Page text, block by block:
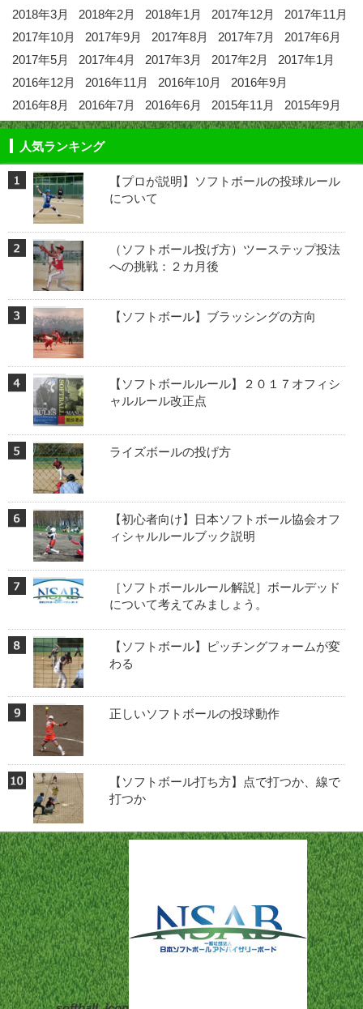
2018年3月
2018年2月 2018年1月 2017年12月
2017年11月
2017年10月
2017年9月 2017年8月 2017年7月
2017年6月
2017年5月
2017年4月 2017年3月 2017年2月
2017年1月
2016年12月
2016年11月 2016年10月
2016年9月
2016年8月
2016年7月 2016年6月 2015年11月 2015年9月
人気ランキング
【プロが説明】ソフトボールの投球ルール
について
（ソフトボール投げ方）ツーステップ投法
への挑戦：２カ月後
【ソフトボール】ブラッシングの方向
【ソフトボールルール】２０１７オフィシ
ャルルール改正点
ライズボールの投げ方
【初心者向け】日本ソフトボール協会オフ
ィシャルルールブック説明
［ソフトボールルール解説］ボールデッド
について考えてみましょう。
【ソフトボール】ピッチングフォームが変
わる
正しいソフトボールの投球動作
【ソフトボール打ち方】点で打つか、線で
打つか